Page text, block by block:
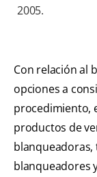
2005.
Con relación al
opciones a
procedimiento,
productos de
blanqueadores